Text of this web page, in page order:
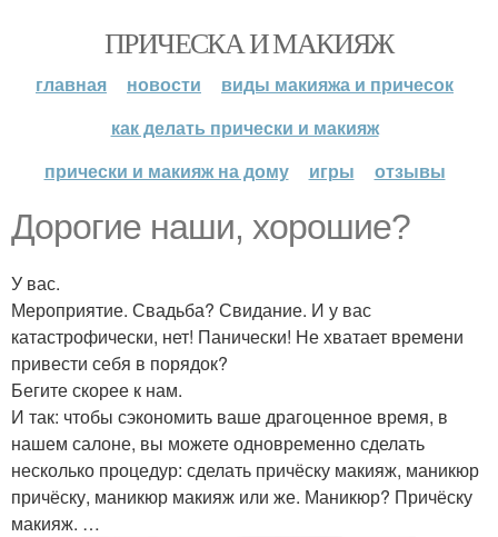
ПРИЧЕСКА И МАКИЯЖ
главная новости
виды макияжа и причесок
как делать прически и макияж
прически и макияж на дому
игры отзывы
Дорогие наши, хорошие?
У вас.
Мероприятие. Свадьба? Свидание. И у вас
катастрофически, нет! Панически! Не хватает времени
привести себя в порядок?
Бегите скорее к нам.
И так: чтобы сэкономить ваше драгоценное время, в
нашем салоне, вы можете одновременно сделать
несколько процедур: сделать причёску макияж, маникюр
причёску, маникюр макияж или же. Маникюр? Причёску
макияж. …